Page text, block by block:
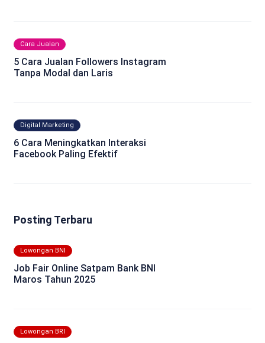
Cara Jualan
5 Cara Jualan Followers Instagram
Tanpa Modal dan Laris
Digital Marketing
6 Cara Meningkatkan Interaksi
Facebook Paling Efektif
Posting Terbaru
Lowongan BNI
Job Fair Online Satpam Bank BNI
Maros Tahun 2025
Lowongan BRI